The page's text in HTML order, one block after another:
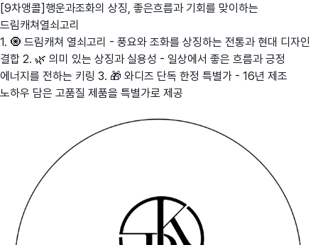
[9차앵콜]행운과조화의 상징, 좋은흐름과 기회를 맞이하는
드림캐쳐열쇠고리
1. 🧿 드림캐쳐 열쇠고리 - 풍요와 조화를 상징하는 전통과 현대 디자인
결합 2. 🌿 의미 있는 상징과 실용성 - 일상에서 좋은 흐름과 긍정
에너지를 전하는 키링 3. 🎁 와디즈 단독 한정 특별가 - 16년 제조
노하우 담은 고품질 제품을 특별가로 제공